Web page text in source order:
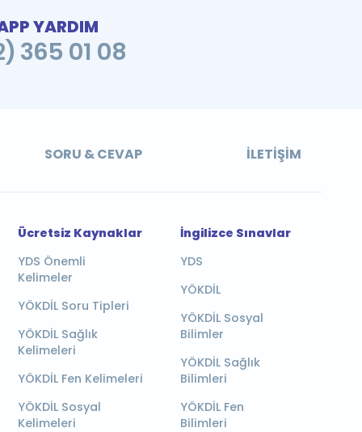
YARDIM
365 01 08
SORU & CEVAP İLETIŞIM
Ücretsiz Kaynaklar
YDS Önemli
Kelimeler
YÖKDİL Soru Tipleri
YÖKDİL Sağlık
Kelimeleri
YÖKDİL Fen Kelimeleri
YÖKDİL Sosyal
Kelimeleri
İngilizce Sınavlar
YDS
YÖKDİL
YÖKDİL Sosyal
Bilimler
YÖKDİL Sağlık
Bilimleri
YÖKDİL Fen
Bilimleri